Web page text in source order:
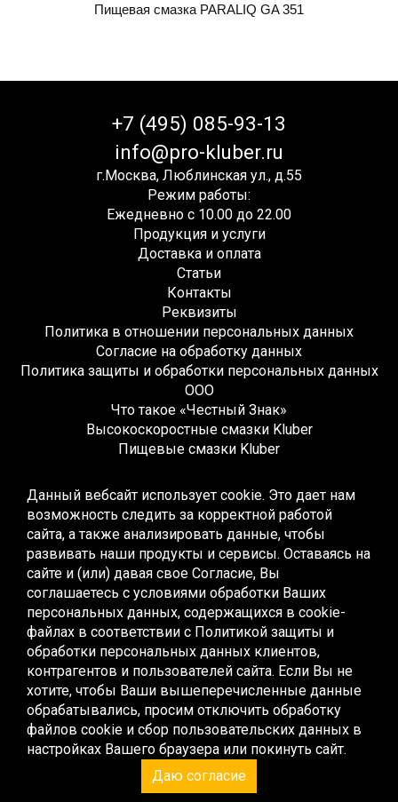
Данный вебсайт использует cookie. Это дает нам
возможность следить за корректной работой
сайта, а также анализировать данные, чтобы
развивать наши продукты и сервисы. Оставаясь на
сайте и (или) давая свое Согласие, Вы
соглашаетесь с условиями обработки Ваших
персональных данных, содержащихся в cookie-
файлах в соответствии с Политикой защиты и
обработки персональных данных клиентов,
контрагентов и пользователей сайта. Если Вы не
хотите, чтобы Ваши вышеперечисленные данные
обрабатывались, просим отключить обработку
файлов cookie и сбор пользовательских данных в
настройках Вашего браузера или покинуть сайт.
Даю согласие
Пищевая смазка PARALIQ GA 351
+7 (495) 085-93-13
info@pro-kluber.ru
г.Москва, Люблинская ул., д.55
Режим работы:
Ежедневно с 10.00 до 22.00
Продукция и услуги
Доставка и оплата
Статьи
Контакты
Реквизиты
Политика в отношении персональных данных
Согласие на обработку данных
Политика защиты и обработки персональных данных
ООО
Что такое «Честный Знак»
Высокоскоростные смазки Kluber
Пищевые смазки Kluber
Жидкие смазки Kluber
Монтажные смазки Kluber
Многоцелевые смазки Kluber
Синтетические смазки Kluber
Высокотемпературные смазки Kluber
Низкотемпературные смазки Kluber
Смазки для качения и скольжения Kluber
Смазки для скольжения Kluber
Контактные смазки Kluber
Специальные смазки Kluber
Эксплуатационные смазки Kluber
Жидкие смазки Kluber
Редукторные масла Kluber
Компрессорные масла Kluber
Пищевые масла Kluber
Монтажные пасты Kluber